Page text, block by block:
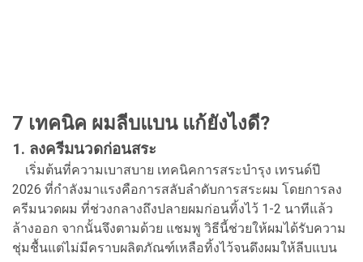
7 เทคนิค ผมลีบแบน แก้ยังไงดี?
1. ลงครีมนวดก่อนสระ
เริ่มต้นที่ความเบาสบาย เทคนิคการสระบำรุง เทรนด์ปี
2026 ที่กำลังมาแรงคือการสลับลำดับการสระผม โดยการลง
ครีมนวดผม ที่ช่วงกลางถึงปลายผมก่อนทิ้งไว้ 1-2 นาทีแล้ว
ล้างออก จากนั้นจึงตามด้วย แชมพู วิธีนี้ช่วยให้ผมได้รับความ
ชุ่มชื้นแต่ไม่มีคราบผลิตภัณฑ์เหลือทิ้งไว้จนดึงผมให้ลีบแบน